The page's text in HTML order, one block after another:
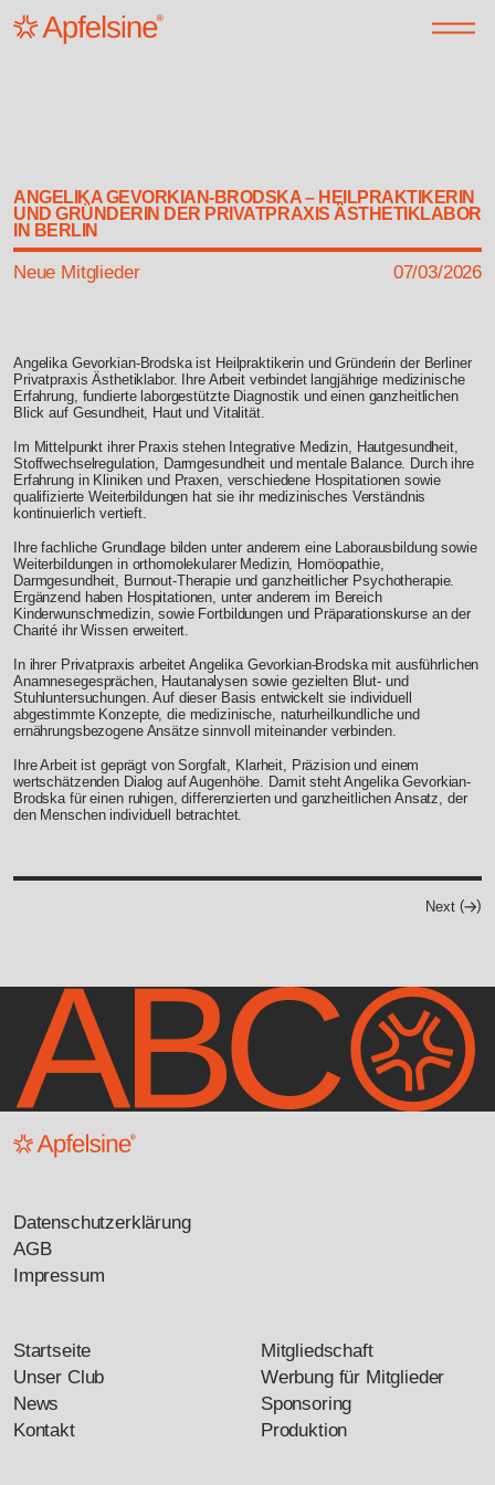
ANGELIKA GEVORKIAN-BRODSKA – HEILPRAKTIKERIN
UND GRÜNDERIN DER PRIVATPRAXIS ÄSTHETIKLABOR
IN BERLIN
Neue Mitglieder 07/03/2026
Angelika Gevorkian-Brodska ist Heilpraktikerin und Gründerin der Berliner
Privatpraxis Ästhetiklabor. Ihre Arbeit verbindet langjährige medizinische
Erfahrung, fundierte laborgestützte Diagnostik und einen ganzheitlichen
Blick auf Gesundheit, Haut und Vitalität.
Im Mittelpunkt ihrer Praxis stehen Integrative Medizin, Hautgesundheit,
Stoffwechselregulation, Darmgesundheit und mentale Balance. Durch ihre
Erfahrung in Kliniken und Praxen, verschiedene Hospitationen sowie
qualifizierte Weiterbildungen hat sie ihr medizinisches Verständnis
kontinuierlich vertieft.
Ihre fachliche Grundlage bilden unter anderem eine Laborausbildung sowie
Weiterbildungen in orthomolekularer Medizin, Homöopathie,
Darmgesundheit, Burnout-Therapie und ganzheitlicher Psychotherapie.
Ergänzend haben Hospitationen, unter anderem im Bereich
Kinderwunschmedizin, sowie Fortbildungen und Präparationskurse an der
Charité ihr Wissen erweitert.
In ihrer Privatpraxis arbeitet Angelika Gevorkian-Brodska mit ausführlichen
Anamnesegesprächen, Hautanalysen sowie gezielten Blut- und
Stuhluntersuchungen. Auf dieser Basis entwickelt sie individuell
abgestimmte Konzepte, die medizinische, naturheilkundliche und
ernährungsbezogene Ansätze sinnvoll miteinander verbinden.
Ihre Arbeit ist geprägt von Sorgfalt, Klarheit, Präzision und einem
wertschätzenden Dialog auf Augenhöhe. Damit steht Angelika Gevorkian-
Brodska für einen ruhigen, differenzierten und ganzheitlichen Ansatz, der
den Menschen individuell betrachtet.
Next
Startseite
Unser Club
News
Kontakt
Mitgliedschaft
Werbung für Mitglieder
Sponsoring
Produktion
Datenschutzerklärung
AGB
Impressum